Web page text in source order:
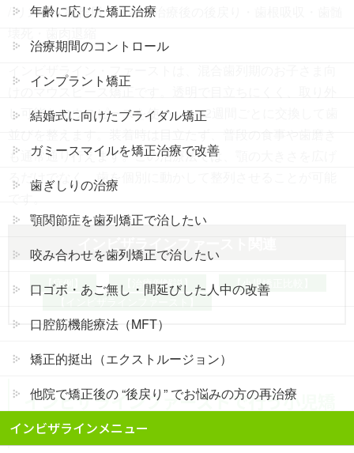
/ リスク・副作用：痛み・治療後の後戻り・歯根吸収・歯髄
壊死・歯肉退縮
インビザライン・ファーストは、混合歯列期のお子さま向
けのマウスピース矯正です。透明で目立ちにくく、取り外
し可能なマウスピースを使い、1～2週間ごとに交換して歯
並びを整えます。装着時は目立たず、普段の食事や歯磨き
も通常通り行えます。この治療法では、顎の大きさを広げ
るだけでなく、歯を個別に動かして整列させることが可能
です。
インビザラインファースト関連
【症例】 【治療例解説】
【小児矯正比較】
インビザラインファーストで行う小児矯
正
年齢に応じた矯正治療
治療期間のコントロール
インプラント矯正
結婚式に向けたブライダル矯正
ガミースマイルを矯正治療で改善
歯ぎしりの治療
顎関節症を歯列矯正で治したい
咬み合わせを歯列矯正で治したい
口ゴボ・あご無し・間延びした人中の改善
口腔筋機能療法（MFT）
矯正的挺出（エクストルージョン）
他院で矯正後の “後戻り” でお悩みの方の再治療
インビザラインメニュー